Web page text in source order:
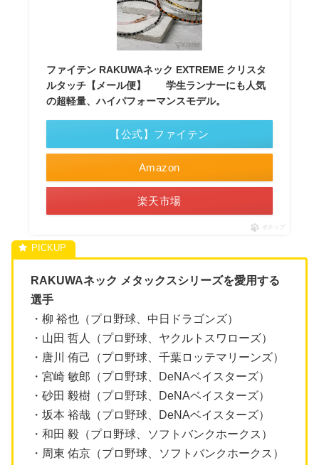
ファイテン RAKUWAネック EXTREME クリスタ
ルタッチ【メール便】 学生ランナーにも人気
の超軽量、ハイパフォーマンスモデル。
Amazon
楽天市場
【公式】ファイテン
ポチップ
RAKUWAネック メタックスシリーズを愛用する
選手
・柳 裕也（プロ野球、中日ドラゴンズ）
・山田 哲人（プロ野球、ヤクルトスワローズ）
・唐川 侑己（プロ野球、千葉ロッテマリーンズ）
・宮崎 敏郎（プロ野球、DeNAベイスターズ）
・砂田 毅樹（プロ野球、DeNAベイスターズ）
・坂本 裕哉（プロ野球、DeNAベイスターズ）
・和田 毅（プロ野球、ソフトバンクホークス）
・周東 佑京（プロ野球、ソフトバンクホークス）